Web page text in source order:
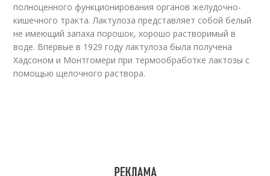
полноценного функционирования органов желудочно-
кишечного тракта. Лактулоза представляет собой белый
не имеющий запаха порошок, хорошо растворимый в
воде. Впервые в 1929 году лактулоза была получена
Хадсоном и Монтгомери при термообработке лактозы с
помощью щелочного раствора.